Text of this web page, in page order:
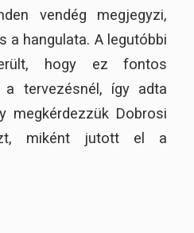
vendég megjegyzi,
a hangulata. A legutóbbi
hogy ez fontos
tervezésnél, így adta
megkérdezzük Dobrosi
miként jutott el a